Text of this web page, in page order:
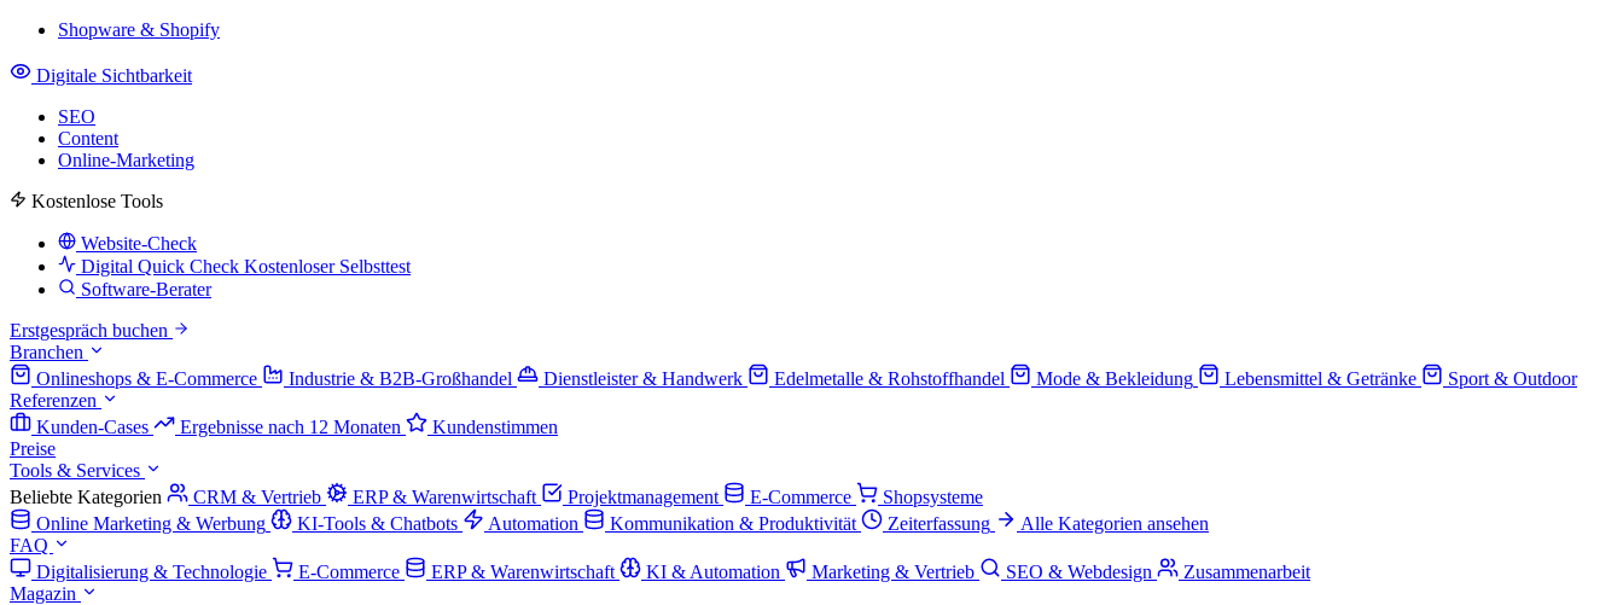
Shopware & Shopify
Digitale Sichtbarkeit
SEO
Content
Online-Marketing
Kostenlose Tools
Website-Check
Digital Quick Check Kostenloser Selbsttest
Software-Berater
Erstgespräch buchen
Branchen
Onlineshops & E-Commerce
Industrie & B2B-Großhandel Dienstleister & Handwerk Edelmetalle & Rohstoffhandel Mode & Bekleidung Lebensmittel & Getränke
Sport & Outdoor
Referenzen
Kunden-Cases
Ergebnisse nach 12 Monaten
Kundenstimmen
Preise
Tools & Services
Beliebte Kategorien
CRM & Vertrieb ERP & Warenwirtschaft Projektmanagement E-Commerce
Shopsysteme
Online Marketing & Werbung
KI-Tools & Chatbots Automation Kommunikation & Produktivität Zeiterfassung
Alle Kategorien ansehen
FAQ
Digitalisierung & Technologie
E-Commerce ERP & Warenwirtschaft KI & Automation Marketing & Vertrieb SEO & Webdesign
Zusammenarbeit
Magazin